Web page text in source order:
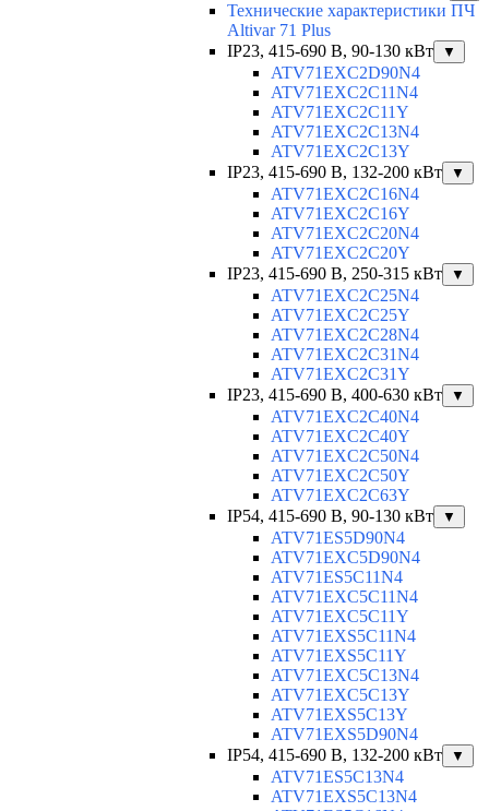
Технические характеристики ПЧ
Altivar 71 Plus
IP23, 415-690 B, 90-130 кВт
▼
ATV71EXC2D90N4
ATV71EXC2C11N4
ATV71EXC2C11Y
ATV71EXC2C13N4
ATV71EXC2C13Y
IP23, 415-690 B, 132-200 кВт
▼
ATV71EXC2C16N4
ATV71EXC2C16Y
ATV71EXC2C20N4
ATV71EXC2C20Y
IP23, 415-690 B, 250-315 кВт
▼
ATV71EXC2C25N4
ATV71EXC2C25Y
ATV71EXC2C28N4
ATV71EXC2C31N4
ATV71EXC2C31Y
IP23, 415-690 B, 400-630 кВт
▼
ATV71EXC2C40N4
ATV71EXC2C40Y
ATV71EXC2C50N4
ATV71EXC2C50Y
ATV71EXC2C63Y
IP54, 415-690 B, 90-130 кВт
▼
ATV71ES5D90N4
ATV71EXC5D90N4
ATV71ES5C11N4
ATV71EXC5C11N4
ATV71EXC5C11Y
ATV71EXS5C11N4
ATV71EXS5C11Y
ATV71EXC5C13N4
ATV71EXC5C13Y
ATV71EXS5C13Y
ATV71EXS5D90N4
IP54, 415-690 B, 132-200 кВт
▼
ATV71ES5C13N4
ATV71EXS5C13N4